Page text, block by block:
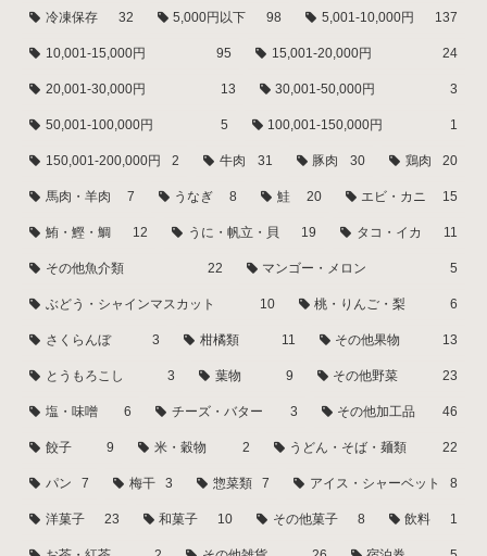
冷凍保存 32 5,000円以下 98 5,001-10,000円 137
10,001-15,000円 95 15,001-20,000円 24
20,001-30,000円 13 30,001-50,000円 3
50,001-100,000円 5 100,001-150,000円 1
150,001-200,000円 2 牛肉 31 豚肉 30 鶏肉 20
馬肉・羊肉 7 うなぎ 8 鮭 20 エビ・カニ 15
鮪・鰹・鯛 12 うに・帆立・貝 19 タコ・イカ 11
その他魚介類 22 マンゴー・メロン 5
ぶどう・シャインマスカット 10 桃・りんご・梨 6
さくらんぼ 3 柑橘類 11 その他果物 13
とうもろこし 3 葉物 9 その他野菜 23
塩・味噌 6 チーズ・バター 3 その他加工品 46
餃子 9 米・穀物 2 うどん・そば・麺類 22
パン 7 梅干 3 惣菜類 7 アイス・シャーベット 8
洋菓子 23 和菓子 10 その他菓子 8 飲料 1